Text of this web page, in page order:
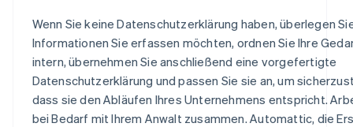
Wenn Sie keine Datenschutzerklärung haben, überlegen
Informationen Sie erfassen möchten, ordnen Sie Ihre
intern, übernehmen Sie anschließend eine vorgefertigte
Datenschutzerklärung und passen Sie sie an, um
dass sie den Abläufen Ihres Unternehmens entspricht.
bei Bedarf mit Ihrem Anwalt zusammen. Automattic, die